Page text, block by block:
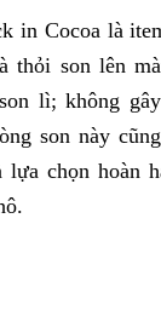
in Cocoa là
thỏi son lên
lì; không
son này
chọn hoàn